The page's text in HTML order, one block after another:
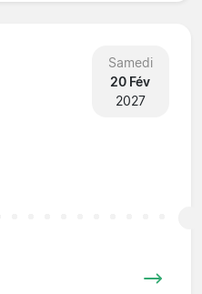
Samedi
20 Fév
2027